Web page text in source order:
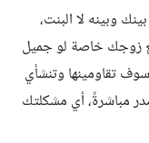
وبينه لا البنت،
زوجك خاصة لو جميل
تقاومينها وتنشأي
مباشرةً، أي مشكلتك